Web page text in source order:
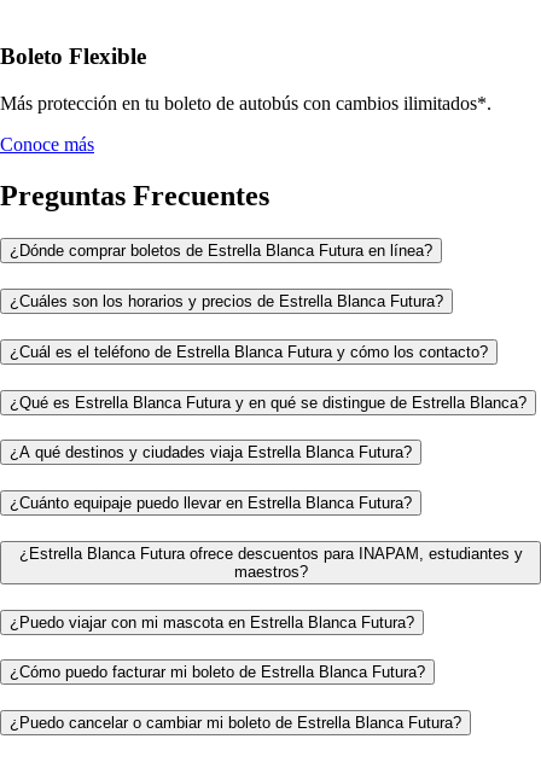
Boleto Flexible
Más protección en tu boleto de autobús con cambios ilimitados*.
Conoce más
Preguntas Frecuentes
¿Dónde comprar boletos de Estrella Blanca Futura en línea?
¿Cuáles son los horarios y precios de Estrella Blanca Futura?
¿Cuál es el teléfono de Estrella Blanca Futura y cómo los contacto?
¿Qué es Estrella Blanca Futura y en qué se distingue de Estrella Blanca?
¿A qué destinos y ciudades viaja Estrella Blanca Futura?
¿Cuánto equipaje puedo llevar en Estrella Blanca Futura?
¿Estrella Blanca Futura ofrece descuentos para INAPAM, estudiantes y
maestros?
¿Puedo viajar con mi mascota en Estrella Blanca Futura?
¿Cómo puedo facturar mi boleto de Estrella Blanca Futura?
¿Puedo cancelar o cambiar mi boleto de Estrella Blanca Futura?